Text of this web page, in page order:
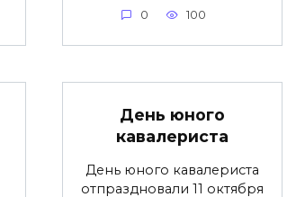
0 100
День юного
кавалериста
День юного кавалериста
отпраздновали 11 октября